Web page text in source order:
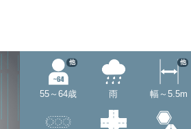
55～64歳
他
雨 幅～5.5m
他